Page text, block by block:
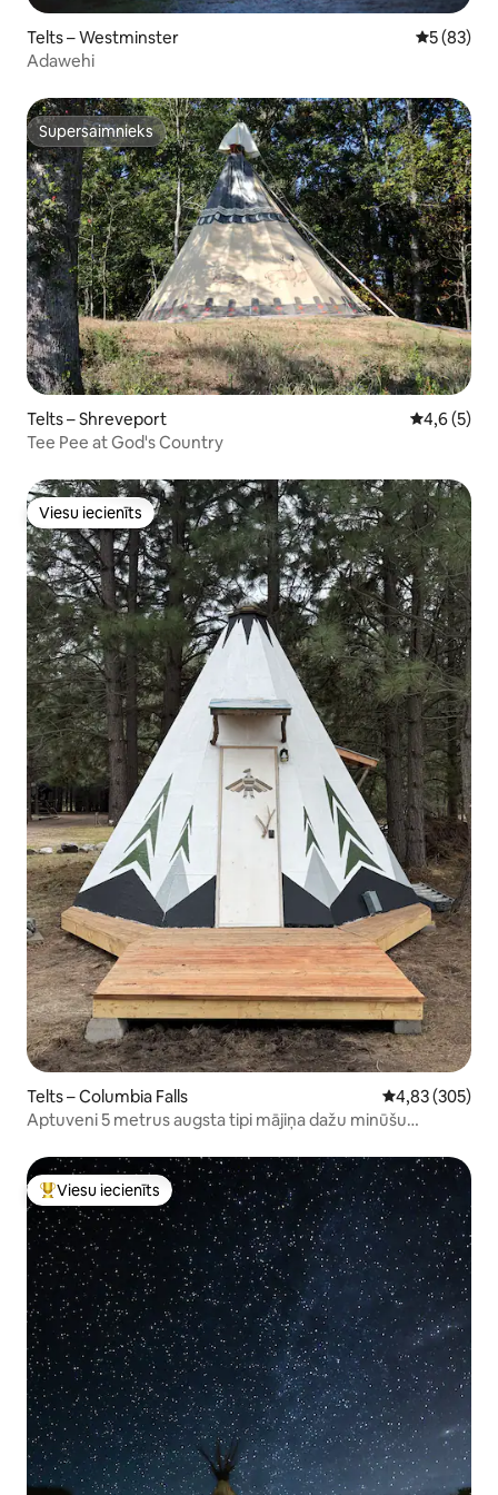
Telts – Westminster Vidējais
5 (83)
Adawehi
Supersaimnieks
Supersaimnieks
Telts – Shreveport Vidējais
4,6 (5)
Tee Pee at God's Country
Viesu iecienīts
Viesu iecienīts
Telts – Columbia Falls Vidējais
4,83 (305)
Aptuveni 5 metrus augsta tipi mājiņa dažu minūšu
Populārs viesu iecienīts mājoklis
Viesu iecienīts